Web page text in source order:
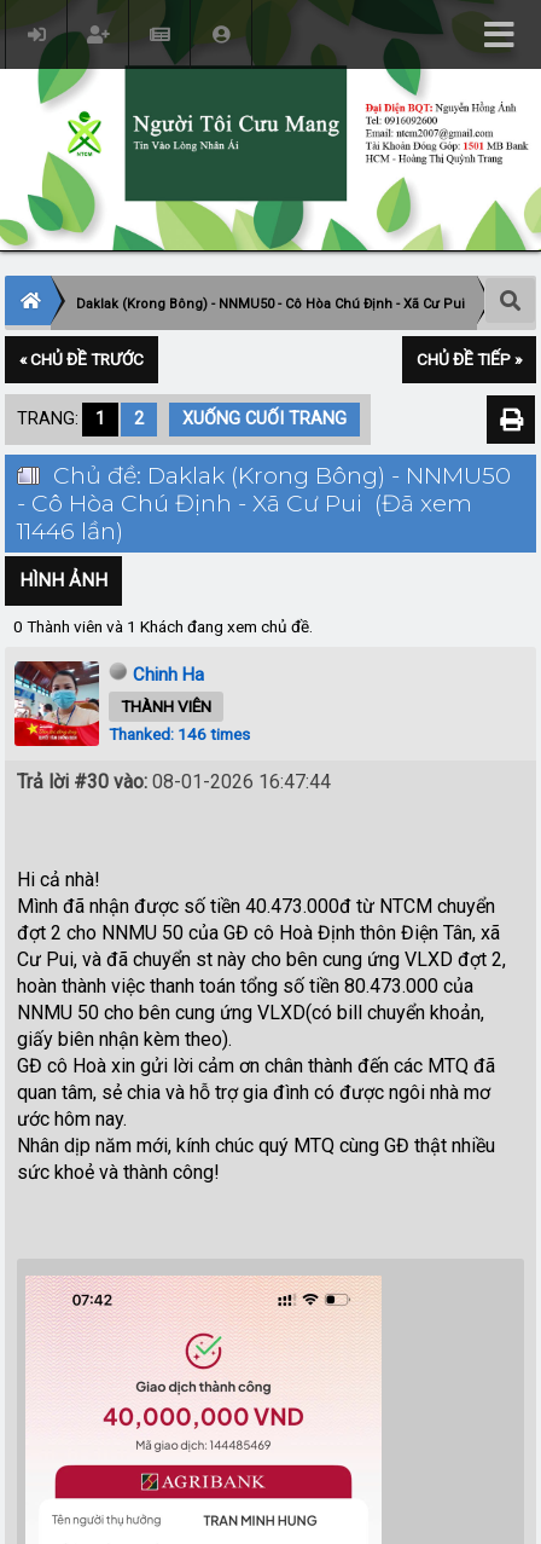
Daklak (Krong Bông) - NNMU50 - Cô Hòa Chú Định - Xã Cư Pui
« CHỦ ĐỀ TRƯỚC CHỦ ĐỀ TIẾP »
TRANG: 1 2 XUỐNG CUỐI TRANG
Chủ đề: Daklak (Krong Bông) - NNMU50
- Cô Hòa Chú Định - Xã Cư Pui (Đã xem
11446 lần)
HÌNH ẢNH
0 Thành viên và 1 Khách đang xem chủ đề.
Chinh Ha
THÀNH VIÊN
Thanked: 146 times
Trả lời #30 vào: 08-01-2026 16:47:44
Hi cả nhà!
Mình đã nhận được số tiền 40.473.000đ từ NTCM chuyển
đợt 2 cho NNMU 50 của GĐ cô Hoà Định thôn Điện Tân, xã
Cư Pui, và đã chuyển st này cho bên cung ứng VLXD đợt 2,
hoàn thành việc thanh toán tổng số tiền 80.473.000 của
NNMU 50 cho bên cung ứng VLXD(có bill chuyển khoản,
giấy biên nhận kèm theo).
GĐ cô Hoà xin gửi lời cảm ơn chân thành đến các MTQ đã
quan tâm, sẻ chia và hỗ trợ gia đình có được ngôi nhà mơ
ước hôm nay.
Nhân dịp năm mới, kính chúc quý MTQ cùng GĐ thật nhiều
sức khoẻ và thành công!